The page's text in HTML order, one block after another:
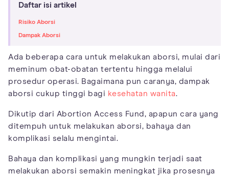
Daftar isi artikel
Risiko Aborsi
Dampak Aborsi
Ada beberapa cara untuk melakukan aborsi, mulai dari
meminum obat-obatan tertentu hingga melalui
prosedur operasi. Bagaimana pun caranya, dampak
aborsi cukup tinggi bagi kesehatan wanita.
Dikutip dari Abortion Access Fund, apapun cara yang
ditempuh untuk melakukan aborsi, bahaya dan
komplikasi selalu mengintai.
Bahaya dan komplikasi yang mungkin terjadi saat
melakukan aborsi semakin meningkat jika prosesnya